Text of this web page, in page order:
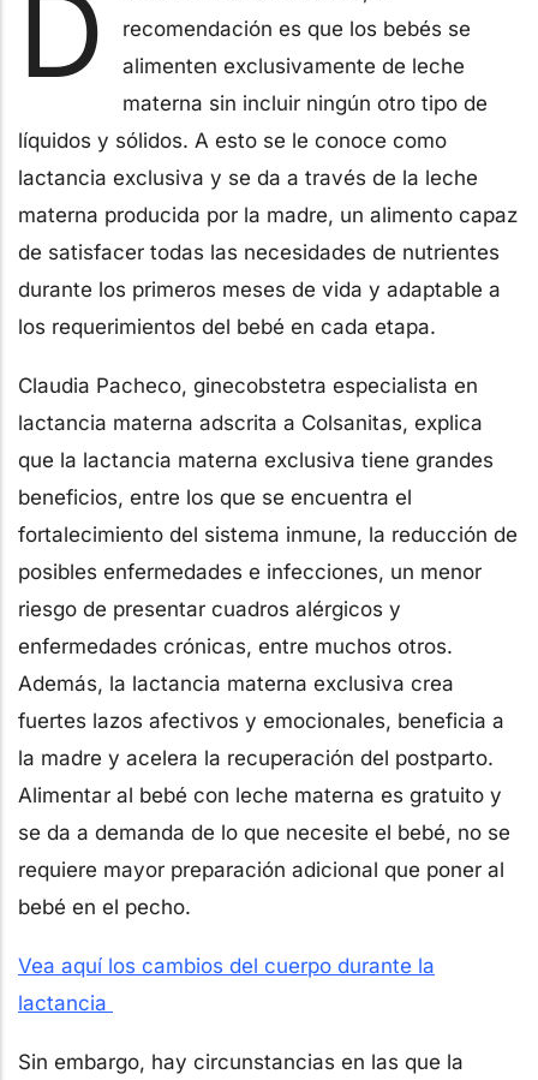
D
recomendación es que los bebés se
alimenten exclusivamente de leche
materna sin incluir ningún otro tipo de
líquidos y sólidos. A esto se le conoce como
lactancia exclusiva y se da a través de la leche
materna producida por la madre, un alimento capaz
de satisfacer todas las necesidades de nutrientes
durante los primeros meses de vida y adaptable a
los requerimientos del bebé en cada etapa.
Claudia Pacheco, ginecobstetra especialista en
lactancia materna adscrita a Colsanitas, explica
que la lactancia materna exclusiva tiene grandes
beneficios, entre los que se encuentra el
fortalecimiento del sistema inmune, la reducción de
posibles enfermedades e infecciones, un menor
riesgo de presentar cuadros alérgicos y
enfermedades crónicas, entre muchos otros.
Además, la lactancia materna exclusiva crea
fuertes lazos afectivos y emocionales, beneficia a
la madre y acelera la recuperación del postparto.
Alimentar al bebé con leche materna es gratuito y
se da a demanda de lo que necesite el bebé, no se
requiere mayor preparación adicional que poner al
bebé en el pecho.
Vea aquí los cambios del cuerpo durante la
lactancia
Sin embargo, hay circunstancias en las que la